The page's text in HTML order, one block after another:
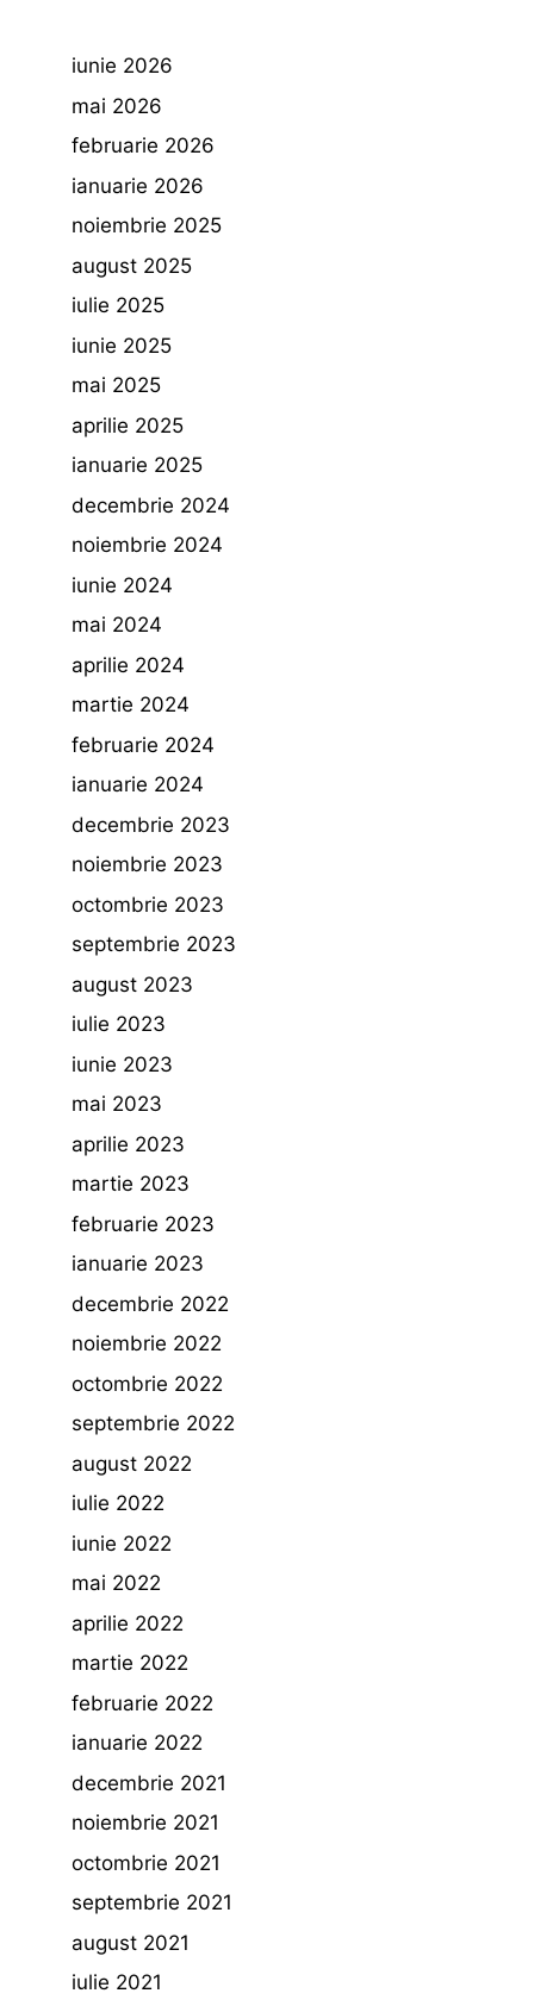
iunie 2026
mai 2026
februarie 2026
ianuarie 2026
noiembrie 2025
august 2025
iulie 2025
iunie 2025
mai 2025
aprilie 2025
ianuarie 2025
decembrie 2024
noiembrie 2024
iunie 2024
mai 2024
aprilie 2024
martie 2024
februarie 2024
ianuarie 2024
decembrie 2023
noiembrie 2023
octombrie 2023
septembrie 2023
august 2023
iulie 2023
iunie 2023
mai 2023
aprilie 2023
martie 2023
februarie 2023
ianuarie 2023
decembrie 2022
noiembrie 2022
octombrie 2022
septembrie 2022
august 2022
iulie 2022
iunie 2022
mai 2022
aprilie 2022
martie 2022
februarie 2022
ianuarie 2022
decembrie 2021
noiembrie 2021
octombrie 2021
septembrie 2021
august 2021
iulie 2021